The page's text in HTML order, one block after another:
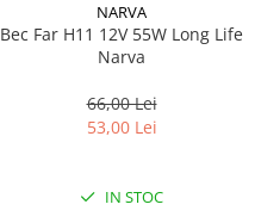
NARVA
Bec Far H11 12V 55W Long Life
Narva
66,00 Lei
53,00 Lei
IN STOC